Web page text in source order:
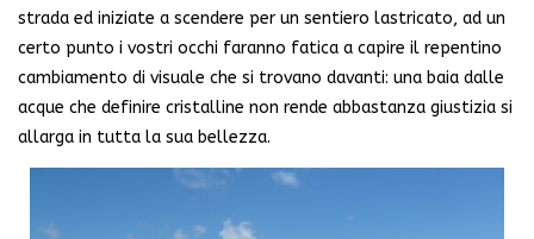
strada ed iniziate a scendere per un sentiero lastricato, ad un
certo punto i vostri occhi faranno fatica a capire il repentino
cambiamento di visuale che si trovano davanti: una baia dalle
acque che definire cristalline non rende abbastanza giustizia si
allarga in tutta la sua bellezza.